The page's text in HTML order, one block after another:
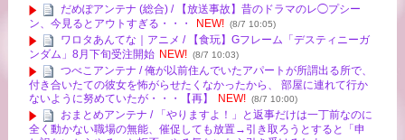
だめぽアンテナ (総合) / 【放送事故】昔のドラマのレ◯プシー
ン、今見るとアウトすぎる・・・
NEW! (8/7 10:05)
ワロタあんてな｜アニメ / 【食玩】Gフレーム「デスティニーガ
ンダム」8月下旬受注開始 NEW! (8/7 10:03)
つべこアンテナ / 俺が以前住んでいたアパートが所謂出る所で、
付き合いたての彼女を怖がらせたくなかったから、 部屋に連れて行か
ないように努めていたが・・・【再】
NEW! (8/7 10:00)
おまとめアンテナ / 「やりますよ！」と返事だけは一丁前なのに
全く動かない職場の無能、催促しても放置→引き取ろうとすると「申